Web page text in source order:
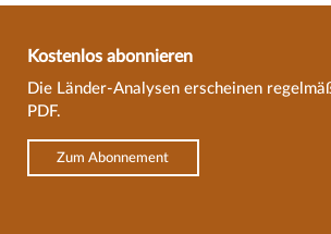
Kostenlos abonnieren
Die Länder-Analysen erscheinen
PDF.
Zum Abonnement